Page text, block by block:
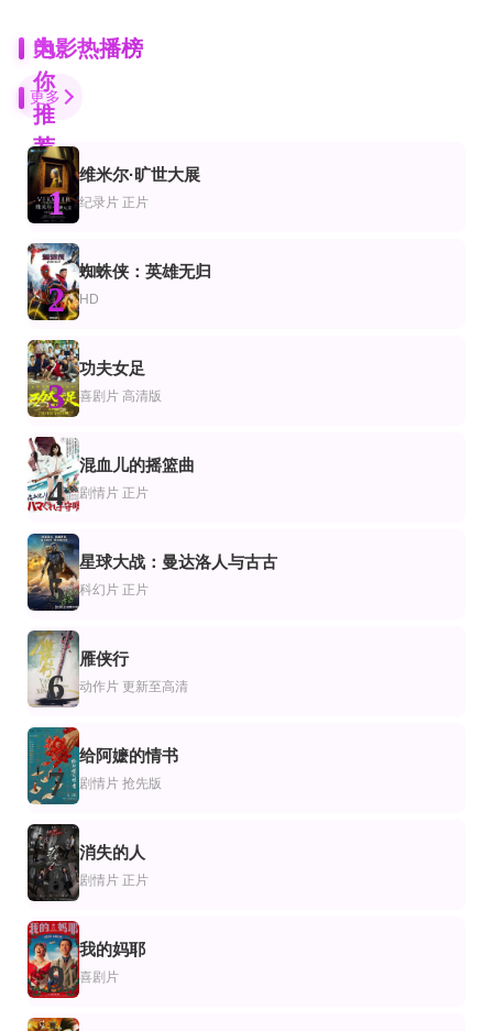
为
你
推
荐
正片
错过了，遗憾吗？
HD
小镇幽浮
HD
金环蚀国语
HD中字
火星大接触
亨特·卡森,凯伦·布莱克,蒂姆斯·伯特姆斯,路易丝·弗莱彻
HD国语
双枪红娘子
陈之辉,李为民,王岗岗,谢宁,王程,王品一,文祈,刘姝彤,魏兆雄,邱晨阳
HD中字
牧师的结局
伏拉基米尔·布劳德斯基,扬·利比切克,亚娜·布赖霍娃
HD
反收数特遣队粤语
李修贤,Brian Ireland,许绍雄,林雪,冯克安
正片
最后孤屋
格蕾塔·李,瓦格纳·马拉,西德·爱德华兹,刘易斯·古迪,奥黛丽·安德森,南希·鲍德
正片
魔岛迷踪
ElenaAnaya,MarSodupe,BeaSegura,HugoArbues
HD中字
古畑任三郎凶手是大使阁下
田村正和,松本白鹦,及川光博,木村多江,八岛智人,津川雅彦
子弹、獠牙和8点的晚餐
加勒特·施魏格豪瑟,布莱恩·帕特里克·巴特勒,伊娃·罗卡
正片
他来自东德
Martin Sheen,Brigitte Fossey,Sam Neill
动物保卫战
BobbiMaxwell,小比尔·奥伯斯特,KjSchrock
奇怪的零食店钱天堂
罗美兰,李来
绿苑春浓
罗伯特·米彻姆,黛博拉·蔻儿,加里·格兰特,简·西蒙斯,莫瑞·沃森
电影热播榜
更多
1
维米尔·旷世大展
纪录片 正片
2
蜘蛛侠：英雄无归
HD
3
功夫女足
喜剧片 高清版
4
混血儿的摇篮曲
剧情片 正片
5
星球大战：曼达洛人与古古
科幻片 正片
6
雁侠行
动作片 更新至高清
7
给阿嬷的情书
剧情片 抢先版
8
消失的人
剧情片 正片
9
我的妈耶
喜剧片